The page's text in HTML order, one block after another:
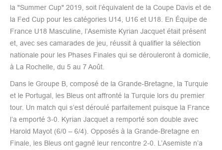
la "Summer Cup" 2019, soit l’équivalent de la Coupe Davis et de
la Fed Cup pour les catégories U14, U16 et U18. En Équipe de
France U18 Masculine, l’Asemiste Kyrian Jacquet était présent
et, avec ses camarades de jeu, réussit à qualifier la sélection
nationale pour les Phases Finales qui se dérouleront à domicile,
à La Rochelle, du 5 au 7 Août.
Dans le Groupe B, composé de la Grande-Bretagne, la Turquie
et le Portugal, les Bleus ont affronté la Turquie lors du premier
tour. Un match qui s’est déroulé parfaitement puisque la France
l’a emporté 3-0. Kyrian Jacquet a remporté son double avec
Harold Mayot (6/0 – 6/4). Opposés à la Grande-Bretagne en
Finale, les Bleus ont gagné leur rencontre 2-0. L’Asemiste n’a